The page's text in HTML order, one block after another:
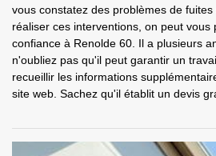
vous constatez des problèmes de
réaliser ces interventions, on peut vous
confiance à Renolde 60. Il a plusieurs
n'oubliez pas qu'il peut garantir un
recueillir les informations
site web. Sachez qu'il établit un devis